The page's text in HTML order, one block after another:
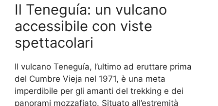
Il Teneguía: un vulcano
accessibile con viste
spettacolari
Il vulcano Teneguía, l’ultimo ad eruttare prima
del Cumbre Vieja nel 1971, è una meta
imperdibile per gli amanti del trekking e dei
panorami mozzafiato. Situato all’estremità